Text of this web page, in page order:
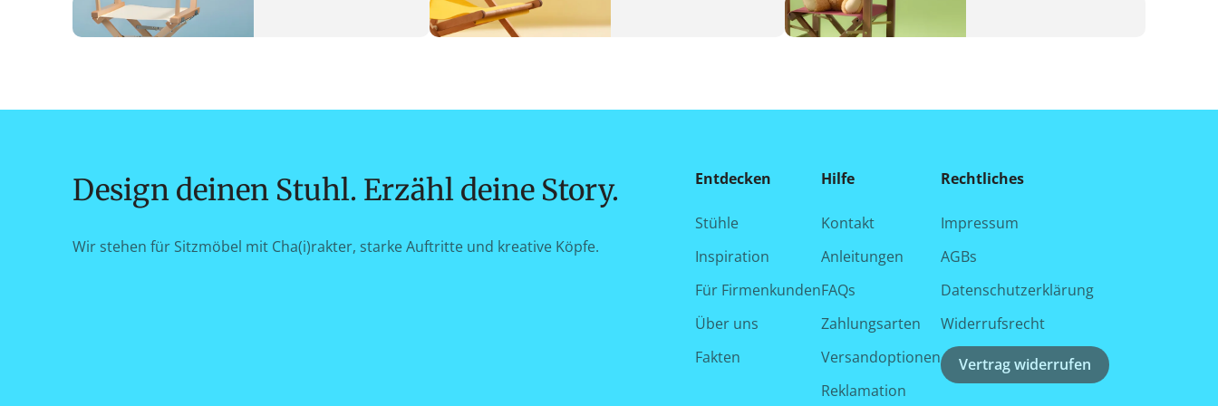
Design deinen Stuhl. Erzähl deine Story.
Wir stehen für Sitzmöbel mit Cha(i)rakter, starke Auftritte und kreative Köpfe.
Entdecken
Stühle
Inspiration
Für Firmenkunden
Über uns
Fakten
Hilfe
Kontakt
Anleitungen
FAQs
Zahlungsarten
Versandoptionen
Reklamation
Rechtliches
Impressum
AGBs
Datenschutzerklärung
Widerrufsrecht
Vertrag widerrufen